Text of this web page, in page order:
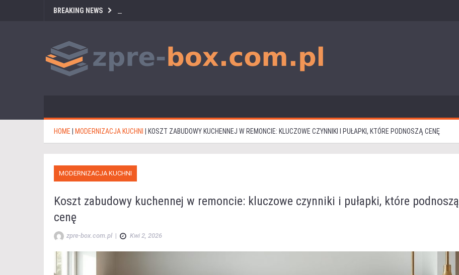
BREAKING NEWS
HOME MODERNIZACJA KUCHNI KOSZT ZABUDOWY KUCHENNEJ W REMONCIE: KLUCZOWE CZYNNIKI I PUŁAPKI, KTÓRE PODNOSZĄ CENĘ
MODERNIZACJA KUCHNI
Koszt zabudowy kuchennej w remoncie: kluczowe czynniki i pułapki, które podnoszą
cenę
zpre-box.com.pl | Kwi 2, 2026